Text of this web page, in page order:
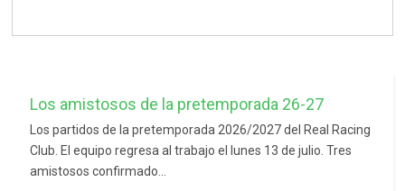
Los amistosos de la pretemporada 26-27
Los partidos de la pretemporada 2026/2027 del Real Racing
Club. El equipo regresa al trabajo el lunes 13 de julio. Tres
amistosos confirmado...